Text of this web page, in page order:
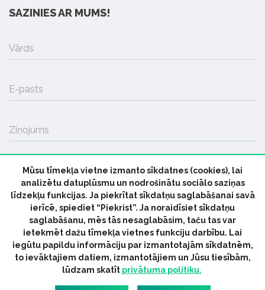
SAZINIES AR MUMS!
Vārds
E-pasts
Ziņojums
SŪTĪT
© 2026 parmuziku.lv, visas tiesības paturētas
ParMuziku.lv Mūzikas Ziņas
Industrijas Ziņas
Industrijas ABC
Mūzika Biznesam Latvijas oficiālais
Mūsu tīmekļa vietne izmanto sīkdatnes (cookies), lai
analizētu datuplūsmu un nodrošinātu sociālo saziņas
līdzekļu funkcijas. Ja piekrītat sīkdatņu saglabāšanai savā
ierīcē, spiediet “Piekrist”. Ja noraidīsiet sīkdatņu
saglabāšanu, mēs tās nesaglabāsim, taču tas var
ietekmēt dažu tīmekļa vietnes funkciju darbību. Lai
iegūtu papildu informāciju par izmantotajām sīkdatnēm,
to ievāktajiem datiem, izmantotājiem un Jūsu tiesībām,
lūdzam skatīt privātuma politiku.